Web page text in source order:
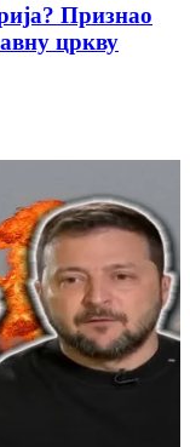
Признао
цркву